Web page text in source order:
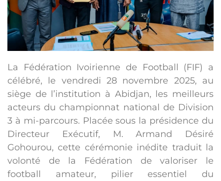
La Fédération Ivoirienne de Football (FIF) a
célébré, le vendredi 28 novembre 2025, au
siège de l’institution à Abidjan, les meilleurs
acteurs du championnat national de Division
3 à mi-parcours. Placée sous la présidence du
Directeur Exécutif, M. Armand Désiré
Gohourou, cette cérémonie inédite traduit la
volonté de la Fédération de valoriser le
football amateur, pilier essentiel du